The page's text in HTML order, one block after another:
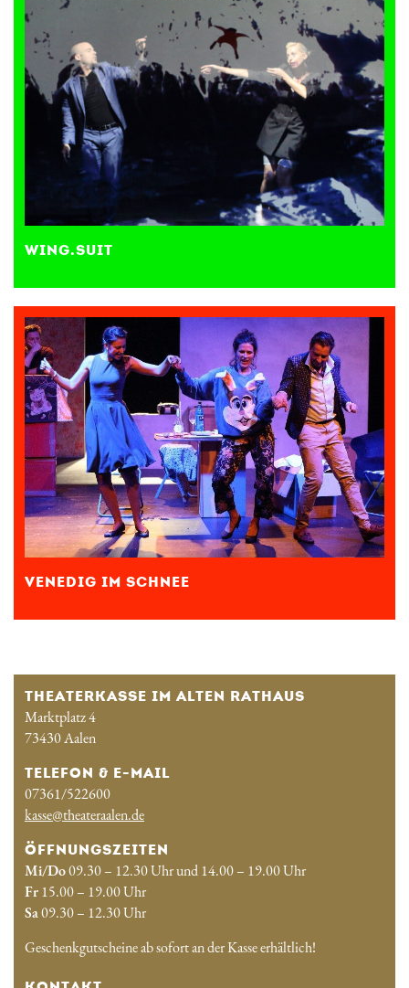
WING.SUIT
VENEDIG IM SCHNEE
THEATERKASSE IM ALTEN RATHAUS
Marktplatz 4
73430 Aalen
TELEFON & E-MAIL
07361/522600
kasse@theateraalen.de
ÖFFNUNGSZEITEN
Mi/Do09.30 – 12.30 Uhr und 14.00 – 19.00 Uhr
Fr15.00 – 19.00 Uhr
Sa09.30 – 12.30 Uhr
Geschenkgutscheine ab sofort an der Kasse erhältlich!